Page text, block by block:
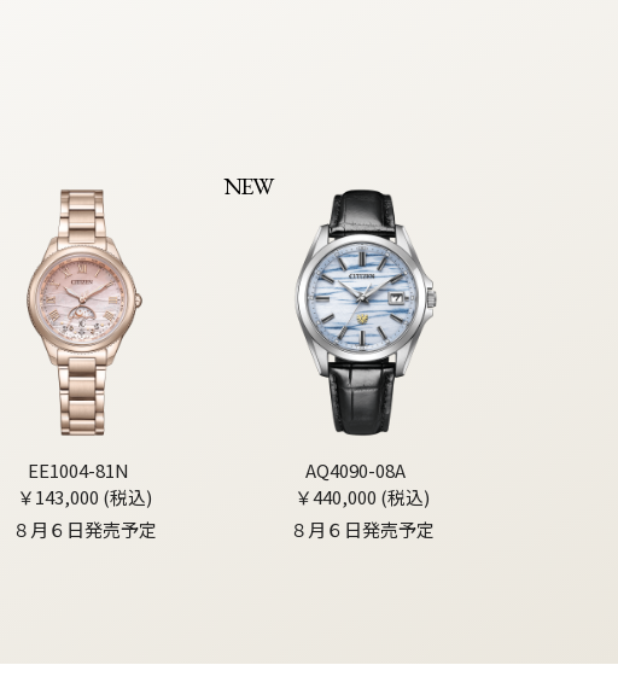
EE1004-81N
￥143,000 (税込)
８月６日発売予定
NEW
AQ4090-08A
￥440,000 (税込)
８月６日発売予定